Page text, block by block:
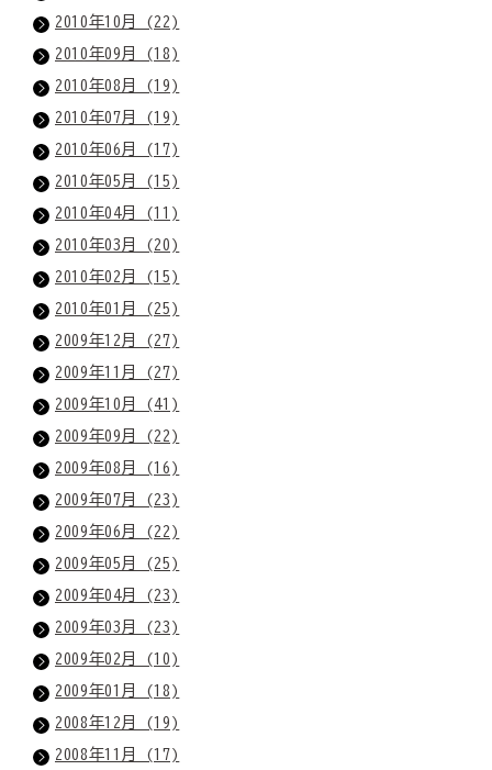
2010年10月 (22)
2010年09月 (18)
2010年08月 (19)
2010年07月 (19)
2010年06月 (17)
2010年05月 (15)
2010年04月 (11)
2010年03月 (20)
2010年02月 (15)
2010年01月 (25)
2009年12月 (27)
2009年11月 (27)
2009年10月 (41)
2009年09月 (22)
2009年08月 (16)
2009年07月 (23)
2009年06月 (22)
2009年05月 (25)
2009年04月 (23)
2009年03月 (23)
2009年02月 (10)
2009年01月 (18)
2008年12月 (19)
2008年11月 (17)